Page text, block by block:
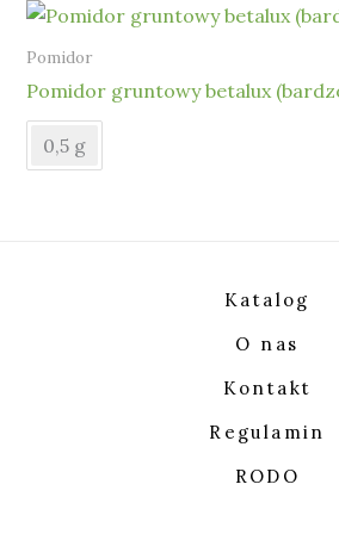
Pomidor
Pomidor gruntowy betalux
0,5 g
Katalog
O nas
Kontakt
Regulamin
RODO